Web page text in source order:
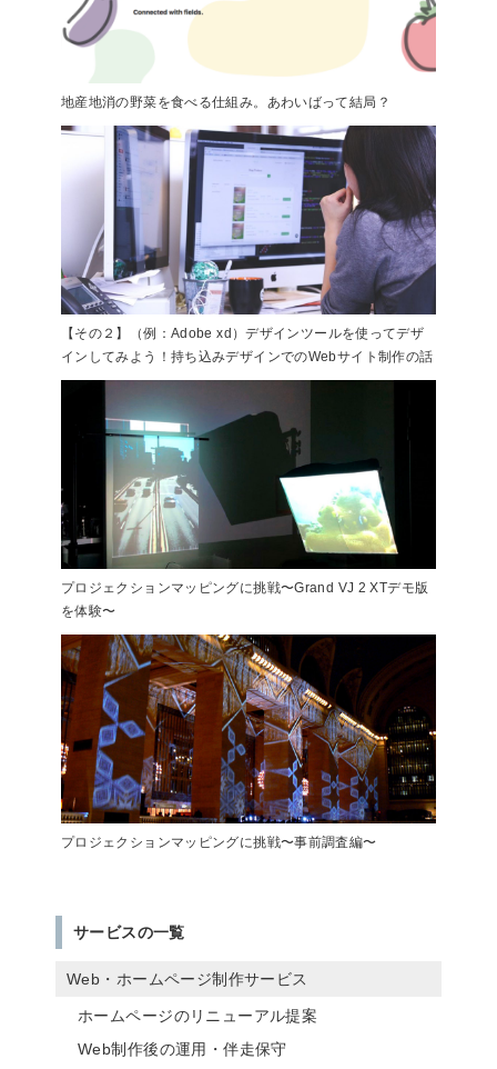
地産地消の野菜を食べる仕組み。あわいばって結局？
【その２】（例：Adobe xd）デザインツールを使ってデザ
インしてみよう！持ち込みデザインでのWebサイト制作の話
プロジェクションマッピングに挑戦〜Grand VJ 2 XTデモ版
を体験〜
プロジェクションマッピングに挑戦〜事前調査編〜
サービスの一覧
Web・ホームページ制作サービス
ホームページのリニューアル提案
Web制作後の運用・伴走保守